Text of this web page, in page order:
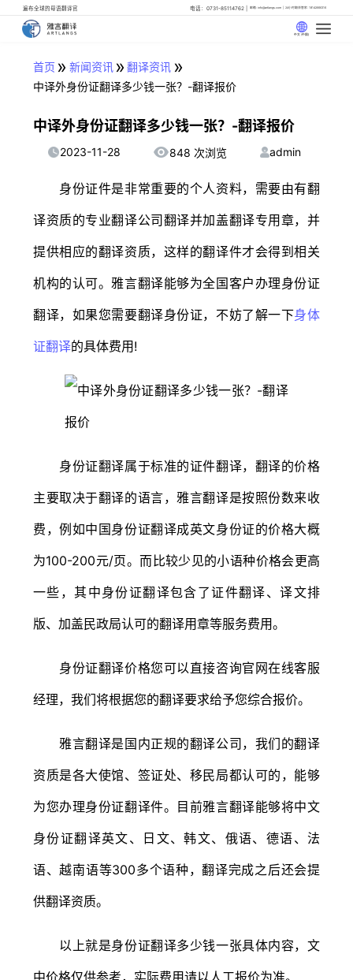
遍布全球的母语翻译官 电话：0731-85114762 邮箱: info@artlangs.com 24小时翻译管家: 18142666316
中文 (中国)
首页 » 新闻资讯» 翻译资讯 »
中译外身份证翻译多少钱一张？-翻译报价
中译外身份证翻译多少钱一张？-翻译报价
2023-11-28 848 次浏览 admin
身份证件是非常重要的个人资料，需要由有翻
译资质的专业翻译公司翻译并加盖翻译专用章，并
提供相应的翻译资质，这样的翻译件才会得到相关
机构的认可。雅言翻译能够为全国客户办理身份证
翻译，如果您需要翻译身份证，不妨了解一下身体
证翻译的具体费用!
身份证翻译属于标准的证件翻译，翻译的价格
主要取决于翻译的语言，雅言翻译是按照份数来收
费，例如中国身份证翻译成英文身份证的价格大概
为100-200元/页。而比较少见的小语种价格会更高
一些，其中身份证翻译包含了证件翻译、译文排
版、加盖民政局认可的翻译用章等服务费用。
身份证翻译价格您可以直接咨询官网在线客服
经理，我们将根据您的翻译要求给予您综合报价。
雅言翻译是国内正规的翻译公司，我们的翻译
资质是各大使馆、签证处、移民局都认可的，能够
为您办理身份证翻译件。目前雅言翻译能够将中文
身份证翻译英文、日文、韩文、俄语、德语、法
语、越南语等300多个语种，翻译完成之后还会提
供翻译资质。
以上就是身份证翻译多少钱一张具体内容，文
中价格仅供参考，实际费用请以人工报价为准。